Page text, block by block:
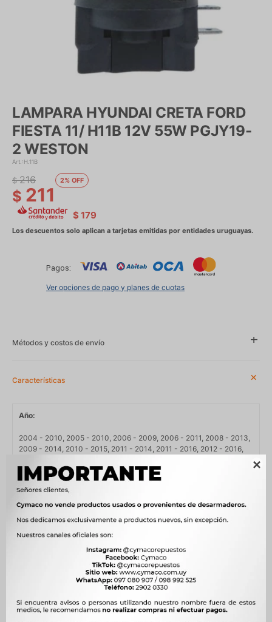

LAMPARA HYUNDAI CRETA FORD
FIESTA 11/ H11B 12V 55W PGJY19-
2 WESTON
H.11B
$ 211
$ 216 2
$ 179
Pagos:
Ver opciones de pago y planes de cuotas
Métodos y costos de envío
Características
Año
2004 - 2010, 2005 - 2010, 2006 - 2009, 2006 - 2011, 2008 - 2013,
2009 - 2014, 2010 - 2015, 2011 - 2014, 2011 - 2016, 2012 - 2016,
Compatibilidad FORD, HYUNDAI, KIA
Modelo
SORENTO, SPORTAGE, VELOSTER
1.6 16V G4ED NAFTA, 1.6 16V SIGMA NAFTA, 1.6 CVVT 122cv G4FC
2.0 16V G4GC NAFTA, 2.0 CRDi 150cv D4HA DIESEL, 2.0 CRDi